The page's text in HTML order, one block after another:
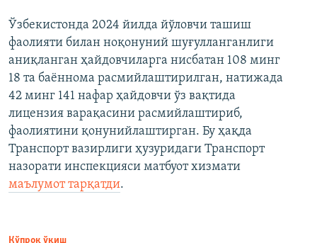
Ўзбекистонда 2024 йилда йўловчи ташиш
фаолияти билан ноқонуний шуғулланганлиги
аниқланган ҳайдовчиларга нисбатан 108 минг
18 та баённома расмийлаштирилган, натижада
42 минг 141 нафар ҳайдовчи ўз вақтида
лицензия варақасини расмийлаштириб,
фаолиятини қонунийлаштирган. Бу ҳақда
Транспорт вазирлиги ҳузуридаги Транспорт
назорати инспекцияси матбуот хизмати
маълумот тарқатди.
Кўпроқ ўқиш